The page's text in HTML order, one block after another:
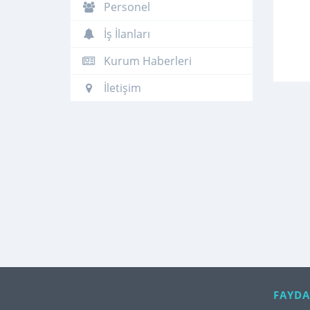
Personel
İş İlanları
Kurum Haberleri
İletişim